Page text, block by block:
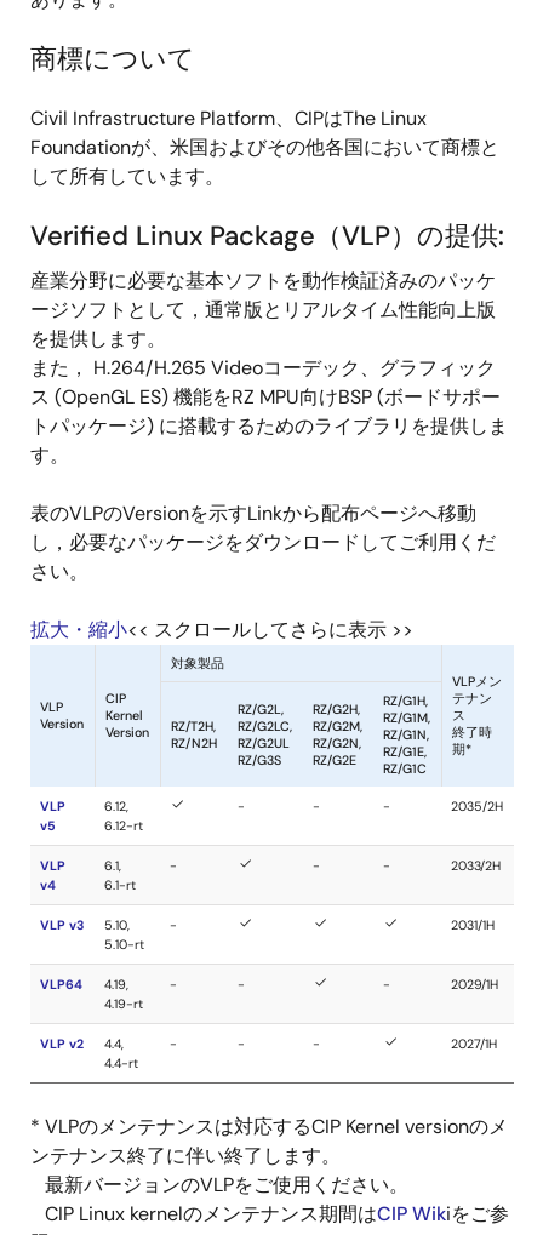
商標について
Civil Infrastructure Platform、CIPはThe Linux
Foundationが、米国およびその他各国において商標と
して所有しています。
Verified Linux Package（VLP）の提供:
産業分野に必要な基本ソフトを動作検証済みのパッケ
ージソフトとして，通常版とリアルタイム性能向上版
を提供します。
また， H.264/H.265 Videoコーデック、グラフィック
ス (OpenGL ES) 機能をRZ MPU向けBSP (ボードサポー
トパッケージ) に搭載するためのライブラリを提供しま
す。
表のVLPのVersionを示すLinkから配布ページへ移動
し，必要なパッケージをダウンロードしてご利用くだ
さい。
拡大・縮小<< スクロールしてさらに表示 >>
* VLPのメンテナンスは対応するCIP Kernel versionのメ
ンテナンス終了に伴い終了します。
最新バージョンのVLPをご使用ください。
CIP Linux kernelのメンテナンス期間はCIP Wikiをご参